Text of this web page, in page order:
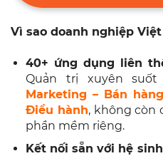
Vì sao doanh nghiệp Việt
40+ ứng dụng liên
Quản trị xuyên suốt
Marketing – Bán
Điều hành, không còn
phần mềm riêng.
Kết nối sẵn với hệ